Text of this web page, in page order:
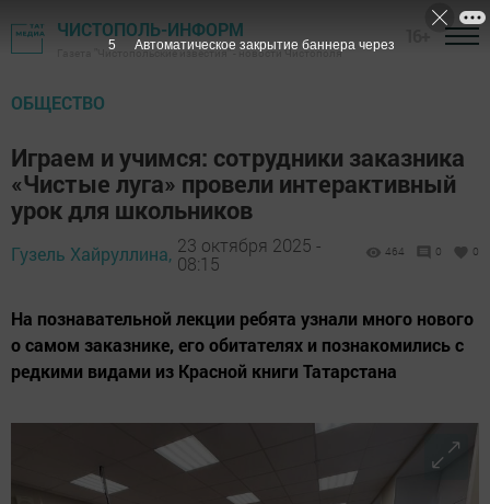
ЧИСТОПОЛЬ-ИНФОРМ
Газета "Чистопольские известия" - новости Чистополя
ОБЩЕСТВО
Играем и учимся: сотрудники заказника
«Чистые луга» провели интерактивный
урок для школьников
Гузель Хайруллина, 23 октября 2025 -
08:15
464 0 0
На познавательной лекции ребята узнали много нового
о самом заказнике, его обитателях и познакомились с
редкими видами из Красной книги Татарстана
3 Автоматическое закрытие баннера через